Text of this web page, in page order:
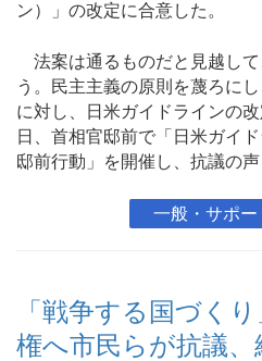
ン）」の改定に合意した。
法案は通るものだと見越して
う。民主主義の原則を蔑ろに
に対し、日米ガイドラインの
日、首相官邸前で「日米ガイ
邸前行動」を開催し、抗議の声
一般・サポー
「戦争する国づく
権へ市民らが抗議